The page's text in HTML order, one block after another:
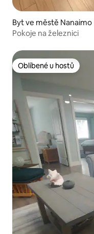
Byt ve městě Nanaimo
Pokoje na železnici
Oblíbené u hostů
Oblíbené u hostů